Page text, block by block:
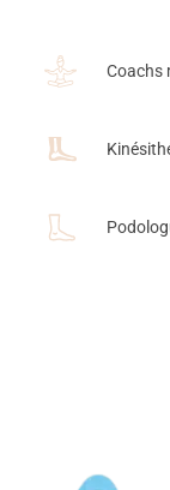
Coachs